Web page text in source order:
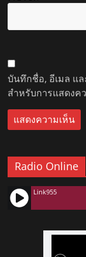
บันทึกชื่อ, อีเมล แ
สำหรับการแสดงค
Radio Online
Link955